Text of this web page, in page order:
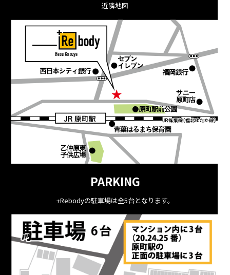
近隣地図
PARKING
+Rebodyの駐車場は全5台となります。